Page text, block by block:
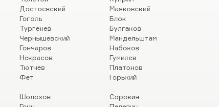
Достоевский
Гоголь
Тургенев
Чернышевский
Гончаров
Некрасов
Тютчев
Фет
Маяковский
Блок
Булгаков
Мандельштам
Набоков
Гумилев
Платонов
Горький
Шолохов
Сорокин